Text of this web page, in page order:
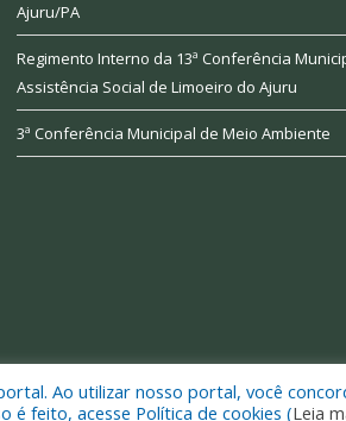
Ajuru/PA
Regimento Interno da 13ª Conferência
Assistência Social de Limoeiro do Ajuru
3ª Conferência Municipal de Meio Ambiente
do Ajuru.
Ao utilizar nosso portal, você
é feito, acesse Política de cookies (Leia